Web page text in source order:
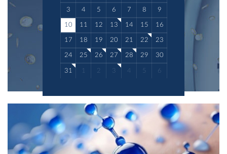
3 4 5 6 7 8 9
10 11 12 13 14 15 16
17 18 19 20 21 22 23
24 25 26 27 28 29 30
31 1 2 3 4 5 6